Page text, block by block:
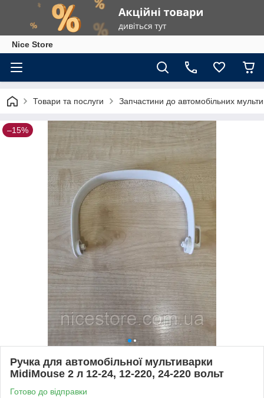
Nice Store
Товари та послуги Запчастини до автомобільних
–15%
Ручка для автомобільної мультиварки
MidiMouse 2 л 12-24, 12-220, 24-220 вольт
Готово до відправки